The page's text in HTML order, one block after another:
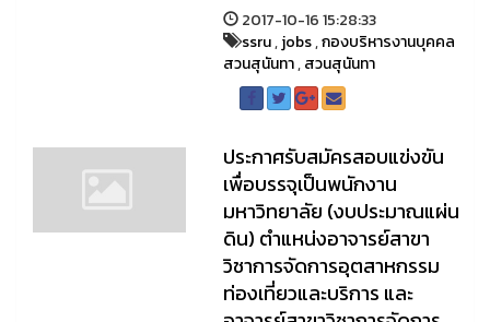
2017-10-16 15:28:33
ssru,jobs,กองบริหารงานบุคคล
สวนสุนันทา,สวนสุนันทา
ประกาศรับสมัครสอบแข่งขัน
เพื่อบรรจุเป็นพนักงาน
มหาวิทยาลัย (งบประมาณแผ่น
ดิน) ตำแหน่งอาจารย์สาขา
วิชาการจัดการอุตสาหกรรม
ท่องเที่ยวและบริการ และ